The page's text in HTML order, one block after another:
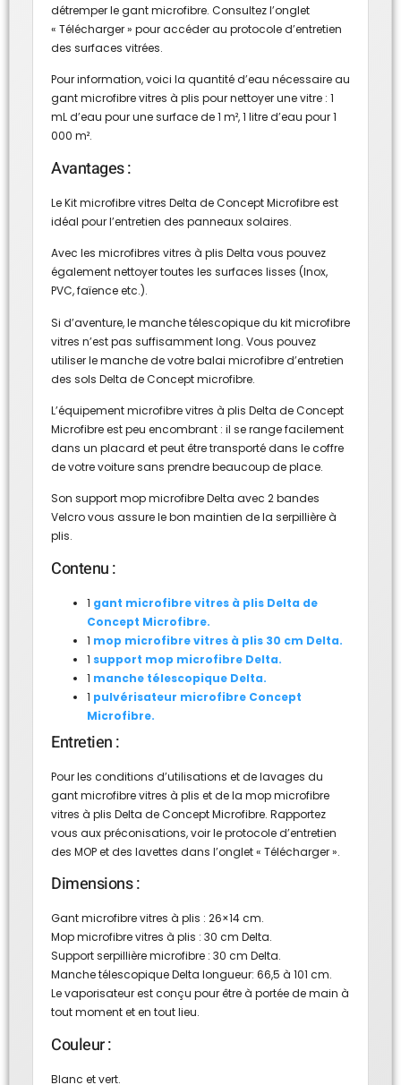
détremper le gant microfibre. Consultez l’onglet
« Télécharger » pour accéder au protocole d’entretien
des surfaces vitrées.
Pour information, voici la quantité d’eau nécessaire au
gant microfibre vitres à plis pour nettoyer une vitre : 1
mL d’eau pour une surface de 1 m², 1 litre d’eau pour 1
000 m².
Avantages :
Le Kit microfibre vitres Delta de Concept Microfibre est
idéal pour l’entretien des panneaux solaires.
Avec les microfibres vitres à plis Delta vous pouvez
également nettoyer toutes les surfaces lisses (Inox,
PVC, faïence etc.).
Si d’aventure, le manche télescopique du kit microfibre
vitres n’est pas suffisamment long. Vous pouvez
utiliser le manche de votre balai microfibre d’entretien
des sols Delta de Concept microfibre.
L’équipement microfibre vitres à plis Delta de Concept
Microfibre est peu encombrant : il se range facilement
dans un placard et peut être transporté dans le coffre
de votre voiture sans prendre beaucoup de place.
Son support mop microfibre Delta avec 2 bandes
Velcro vous assure le bon maintien de la serpillière à
plis.
Contenu :
1 gant microfibre vitres à plis Delta de
Concept Microfibre.
1 mop microfibre vitres à plis 30 cm Delta.
1 support mop microfibre Delta.
1 manche télescopique Delta.
1 pulvérisateur microfibre Concept
Microfibre.
Entretien :
Pour les conditions d’utilisations et de lavages du
gant microfibre vitres à plis et de la mop microfibre
vitres à plis Delta de Concept Microfibre. Rapportez
vous aux préconisations, voir le protocole d’entretien
des MOP et des lavettes dans l’onglet « Télécharger ».
Dimensions :
Gant microfibre vitres à plis : 26×14 cm.
Mop microfibre vitres à plis : 30 cm Delta.
Support serpillière microfibre : 30 cm Delta.
Manche télescopique Delta longueur: 66,5 à 101 cm.
Le vaporisateur est conçu pour être à portée de main à
tout moment et en tout lieu.
Couleur :
Blanc et vert.